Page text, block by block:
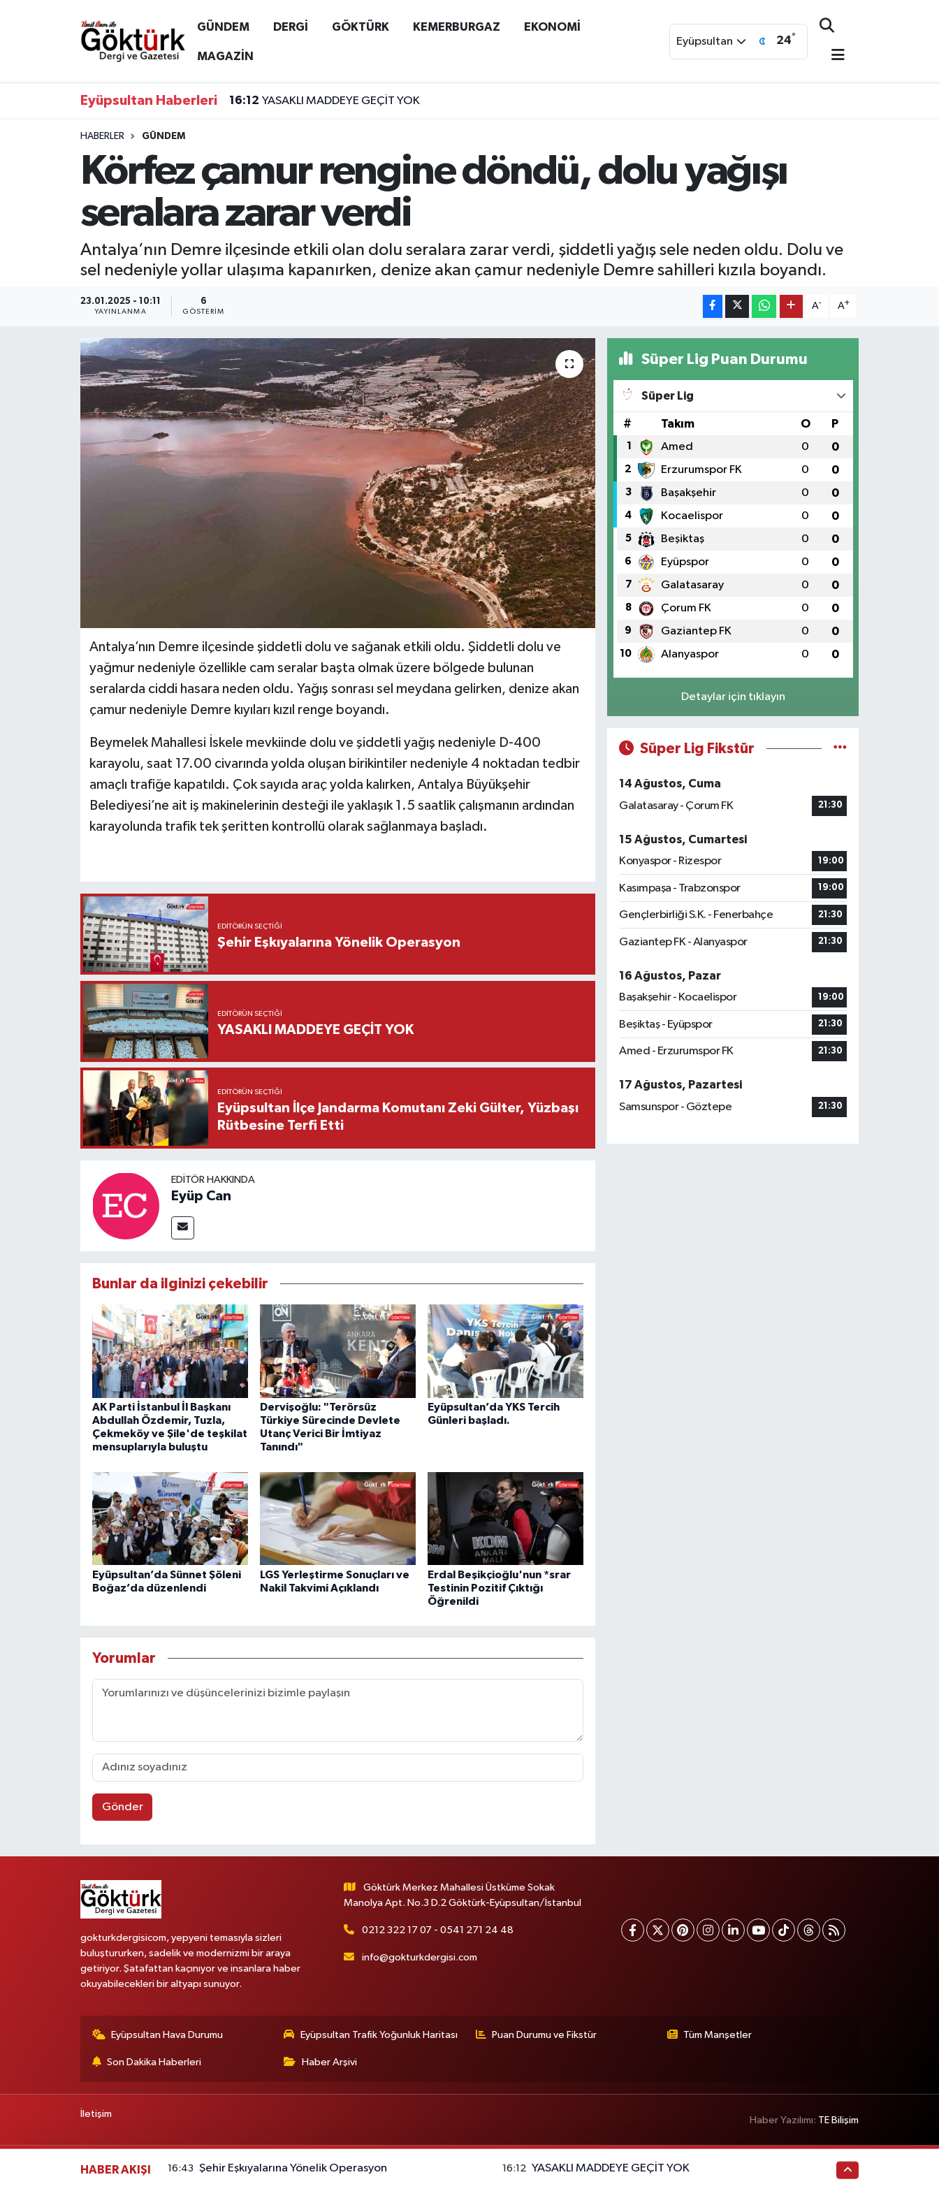
GÜNDEM DERGİ GÖKTÜRK KEMERBURGAZ EKONOMİ
MAGAZİN
Eyüpsultan 24°
Eyüpsultan Haberleri 16:12 YASAKLI MADDEYE GEÇİT YOK
HABERLER GÜNDEM
Körfez çamur rengine döndü, dolu yağışı
seralara zarar verdi
Antalya’nın Demre ilçesinde etkili olan dolu seralara zarar verdi, şiddetli yağış sele neden oldu. Dolu ve
sel nedeniyle yollar ulaşıma kapanırken, denize akan çamur nedeniyle Demre sahilleri kızıla boyandı.
23.01.2025 - 10:11
YAYINLANMA
6
GÖSTERIM
A- A+
Antalya’nın Demre ilçesinde şiddetli dolu ve sağanak etkili oldu. Şiddetli dolu ve
yağmur nedeniyle özellikle cam seralar başta olmak üzere bölgede bulunan
seralarda ciddi hasara neden oldu. Yağış sonrası sel meydana gelirken, denize akan
çamur nedeniyle Demre kıyıları kızıl renge boyandı.
Beymelek Mahallesi İskele mevkiinde dolu ve şiddetli yağış nedeniyle D-400
karayolu, saat 17.00 civarında yolda oluşan birikintiler nedeniyle 4 noktadan tedbir
amaçlı trafiğe kapatıldı. Çok sayıda araç yolda kalırken, Antalya Büyükşehir
Belediyesi’ne ait iş makinelerinin desteği ile yaklaşık 1.5 saatlik çalışmanın ardından
karayolunda trafik tek şeritten kontrollü olarak sağlanmaya başladı.
EDITÖRÜN SEÇTIĞI
Şehir Eşkıyalarına Yönelik Operasyon
EDITÖRÜN SEÇTIĞI
YASAKLI MADDEYE GEÇİT YOK
EDITÖRÜN SEÇTIĞI
Eyüpsultan İlçe Jandarma Komutanı Zeki Gülter, Yüzbaşı
Rütbesine Terfi Etti
EDITÖR HAKKINDA
Eyüp Can
Bunlar da ilginizi çekebilir
AK Parti İstanbul İl Başkanı
Abdullah Özdemir, Tuzla,
Çekmeköy ve Şile'de teşkilat
mensuplarıyla buluştu
Dervişoğlu: "Terörsüz
Türkiye Sürecinde Devlete
Utanç Verici Bir İmtiyaz
Tanındı"
Eyüpsultan’da YKS Tercih
Günleri başladı.
Eyüpsultan’da Sünnet Şöleni
Boğaz’da düzenlendi
LGS Yerleştirme Sonuçları ve
Nakil Takvimi Açıklandı
Erdal Beşikçioğlu'nun *srar
Testinin Pozitif Çıktığı
Öğrenildi
Yorumlar
Gönder
Süper Lig Puan Durumu
Süper Lig
# Takım O P
1 Amed 0 0
2 Erzurumspor FK 0 0
3 Başakşehir 0 0
4 Kocaelispor 0 0
5 Beşiktaş 0 0
6 Eyüpspor 0 0
7 Galatasaray 0 0
8 Çorum FK 0 0
9 Gaziantep FK 0 0
10 Alanyaspor 0 0
Detaylar için tıklayın
Süper Lig Fikstür
14 Ağustos, Cuma
Galatasaray - Çorum FK
21:30
15 Ağustos, Cumartesi
Konyaspor - Rizespor
19:00
Kasımpaşa - Trabzonspor 19:00
Gençlerbirliği S.K. - Fenerbahçe 21:30
Gaziantep FK - Alanyaspor 21:30
16 Ağustos, Pazar
Başakşehir - Kocaelispor
19:00
Beşiktaş - Eyüpspor 21:30
Amed - Erzurumspor FK 21:30
17 Ağustos, Pazartesi
Samsunspor - Göztepe
21:30
gokturkdergisicom, yepyeni temasıyla sizleri
buluştururken, sadelik ve modernizmi bir araya
getiriyor. Şatafattan kaçınıyor ve insanlara haber
okuyabilecekleri bir altyapı sunuyor.
Göktürk Merkez Mahallesi Üstküme Sokak
Manolya Apt. No.3 D.2 Göktürk-Eyüpsultan/İstanbul
0212 322 17 07 - 0541 271 24 48
info@gokturkdergisi.com
Eyüpsultan Hava Durumu Eyüpsultan Trafik Yoğunluk Haritası Puan Durumu ve Fikstür Tüm Manşetler
Son Dakika Haberleri Haber Arşivi
İletişim
Haber Yazılımı: TE Bilişim
HABER AKIŞI 16:43 Şehir Eşkıyalarına Yönelik Operasyon 16:12 YASAKLI MADDEYE GEÇİT YOK
Anne Çocuk
GÖKTÜRK
GÜNDEM
KEMERBURGAZ
KÜLTÜR - SANAT
MAGAZİN
ÖZEL HABER
Eyüpsultan Hava Durumu
Tüm Manşetler